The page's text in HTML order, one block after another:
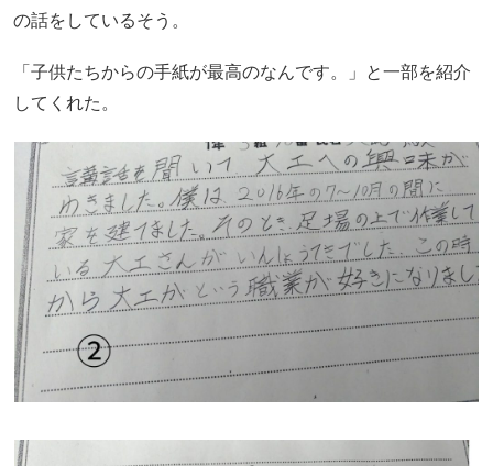
の話をしているそう。
「子供たちからの手紙が最高のなんです。」と一部を紹介
してくれた。